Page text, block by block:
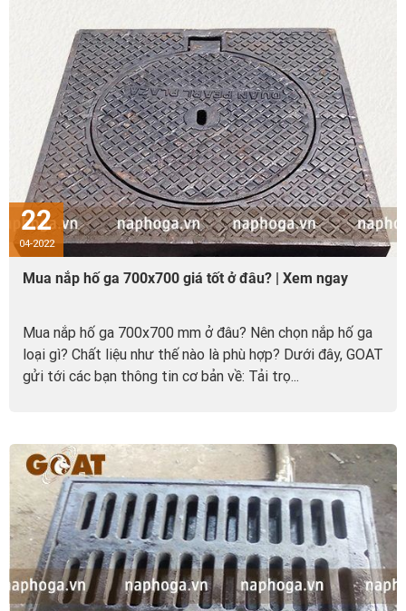
22
04-2022
Mua nắp hố ga 700x700 giá tốt ở đâu? | Xem ngay
Mua nắp hố ga 700x700 mm ở đâu? Nên chọn nắp hố ga
loại gì? Chất liệu như thế nào là phù hợp? Dưới đây, GOAT
gửi tới các bạn thông tin cơ bản về: Tải trọ...